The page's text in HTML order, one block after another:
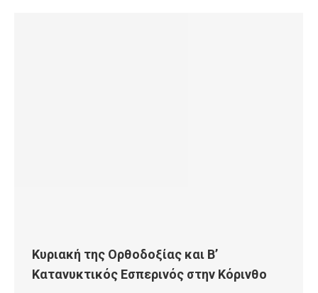
Κυριακή της Ορθοδοξίας και Β’
Κατανυκτικός Εσπερινός στην Κόρινθο